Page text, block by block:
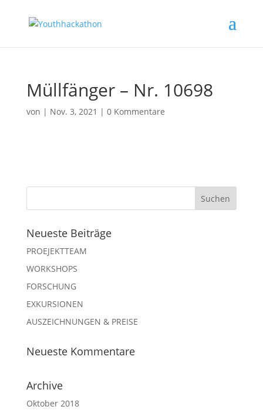
Müllfänger – Nr. 10698
von | Nov. 3, 2021 | 0 Kommentare
Neueste Beiträge
PROEJEKTTEAM
WORKSHOPS
FORSCHUNG
EXKURSIONEN
AUSZEICHNUNGEN & PREISE
Neueste Kommentare
Archive
Oktober 2018